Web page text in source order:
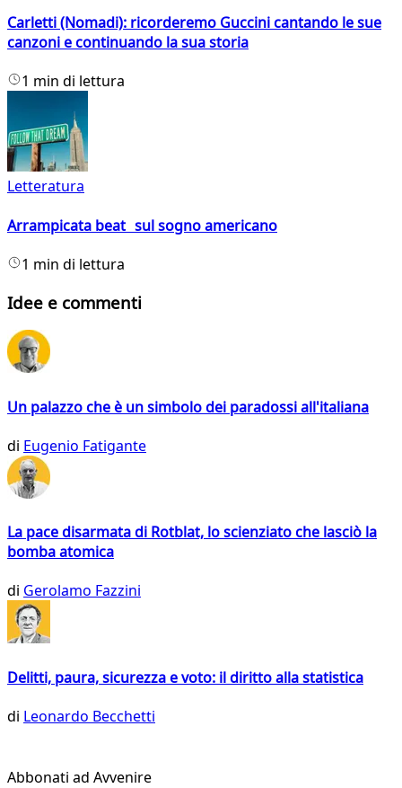
Carletti (Nomadi): ricorderemo Guccini cantando le sue
canzoni e continuando la sua storia
1 min di lettura
Letteratura
Arrampicata beat sul sogno americano
1 min di lettura
Idee e commenti
Un palazzo che è un simbolo dei paradossi all'italiana
di Eugenio Fatigante
La pace disarmata di Rotblat, lo scienziato che lasciò la
bomba atomica
di Gerolamo Fazzini
Delitti, paura, sicurezza e voto: il diritto alla statistica
di Leonardo Becchetti
Abbonati ad Avvenire